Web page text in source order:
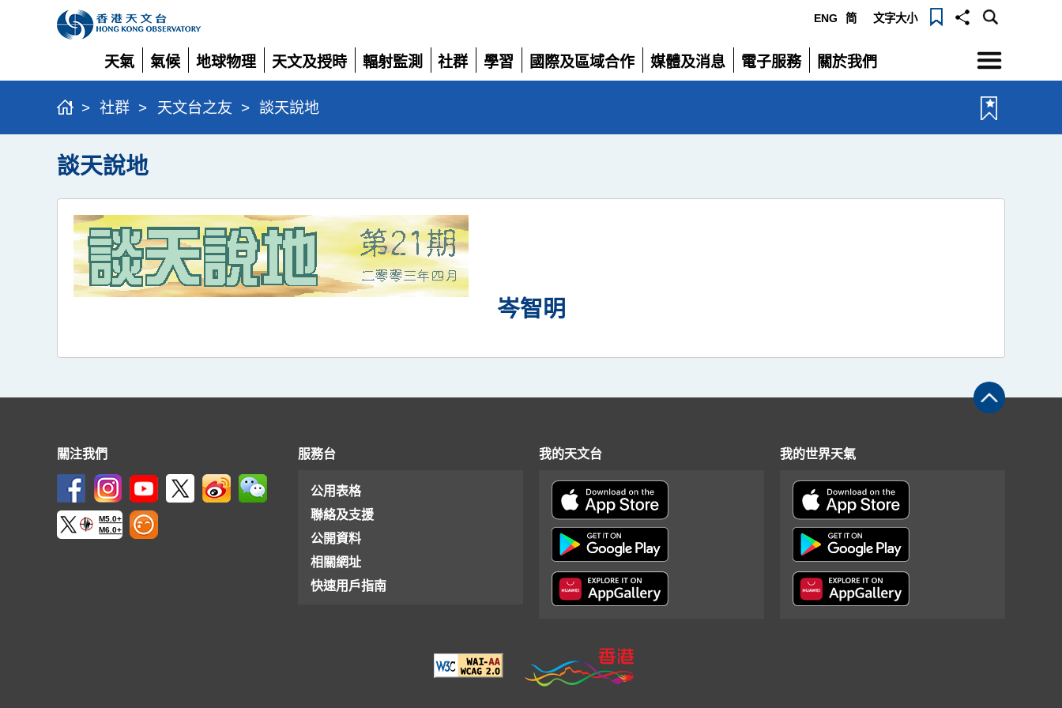
ENG 简 文字大小
天氣
展
開
氣候
展
開
地球物理
展
開
天文及授時
展
開
輻射監測
展
社群
展
學習
展
國際及區域合作
展
媒體及消息
展
電子服務
展
關於我們
展
選
單
> 社群 > 天文台之友 > 談天說地
談天說地
岑智明
關注我們
M5.0+
M6.0+
服務台
公用表格
聯絡及支援
公開資料
相關網址
快速用戶指南
我的天文台 我的世界天氣